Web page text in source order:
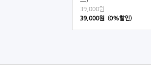
39,000원
39,000원 (0%할인)